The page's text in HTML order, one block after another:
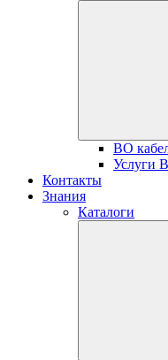
ВО
Услуги
Контакты
Знания
Каталоги